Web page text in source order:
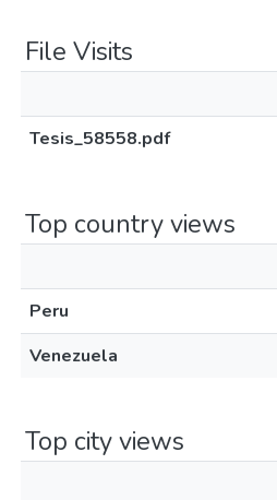
File Visits
Tesis_58558.pdf
Top country views
Peru
Venezuela
Top city views